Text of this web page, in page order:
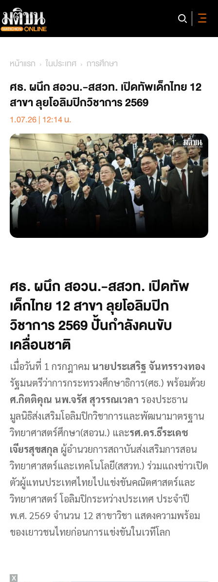
หน้าแรก ในประเทศ การศึกษา
ศธ. ผนึก สอวน.-สสวท. เปิดทัพเด็กไทย 12
สาขา ลุยโอลิมปิกวิชาการ 2569
1.07.26 | 12:14 น.
ศธ. ผนึก สอวน.-สสวท. เปิดทัพ
เด็กไทย 12 สาขา ลุยโอลิมปิก
วิชาการ 2569 ปั้นกำลังคนขับ
เคลื่อนชาติ
เมื่อวันที่ 1 กรกฎาคม นายประเสริฐ จันทรรวงทอง
รัฐมนตรีว่าการกระทรวงศึกษาธิการ(ศธ.) พร้อมด้วย
ศ.กิตติคุณ นพ.จรัส สุวรรณเวลา รองประธาน
มูลนิธิส่งเสริมโอลิมปิกวิชาการและพัฒนามาตรฐาน
วิทยาศาสตร์ศึกษา(สอวน.) และรศ.ดร.ธีระเดช
เจียรสุขสกุล ผู้อำนวยการสถาบันส่งเสริมการสอน
วิทยาศาสตร์และเทคโนโลยี(สสวท.) ร่วมแถงข่าวเปิด
ตัวผู้แทนประเทศไทยไปแข่งขันคณิตศาสตร์และ
วิทยาศาสตร์ โอลิมปิกระหว่างประเทศ ประจำปี
พ.ศ. 2569 จำนวน 12 สาขาวิชา แสดงความพร้อม
ของเยาวชนไทยก่อนการแข่งขันในเวทีโลก
X